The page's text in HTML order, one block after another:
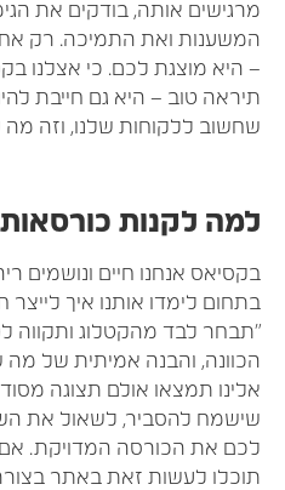
אותה, בודקים את
ואת התמיכה. רק אחרי
היא מוצגת לכם. כי אצלנו
טוב – היא גם חייבת
ללקוחות שלנו, וזה מה
לקנות כורסאות
אנחנו חיים ונושמים
לימדו אותנו איך לייצר
לבד מהקטלוג ותקווה לטוב"
והבנה אמיתית של מה
תמצאו אולם תצוגה מסודר
להסביר, לשאול את
את הכורסה המדויקת. אם
לעשות זאת באתר בצורה